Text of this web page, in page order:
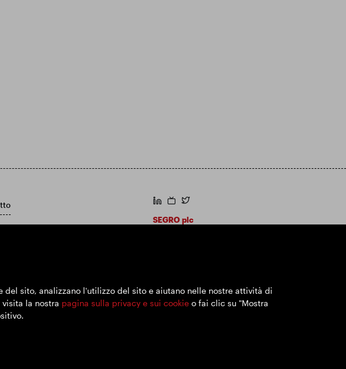
sito, analizzano l'utilizzo del sito e aiutano nelle nostre attività di
la nostra pagina sulla privacy e sui cookieo fai clic su "Mostra
https://www.linkedin.com/
https://www.youtube.com/
https://twitter.com/segroplc
SEGRO plc